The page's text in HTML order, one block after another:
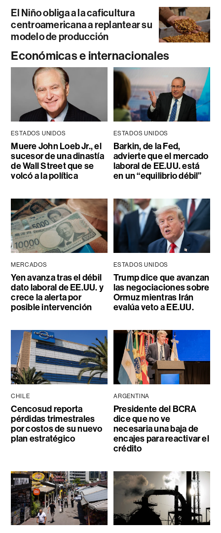
El Niño obliga a la caficultura
centroamericana a replantear su
modelo de producción
Económicas e internacionales
ESTADOS UNIDOS
Muere John Loeb Jr., el
sucesor de una dinastía
de Wall Street que se
volcó a la política
ESTADOS UNIDOS
Barkin, de la Fed,
advierte que el mercado
laboral de EE.UU. está
en un “equilibrio débil”
MERCADOS
Yen avanza tras el débil
dato laboral de EE.UU. y
crece la alerta por
posible intervención
ESTADOS UNIDOS
Trump dice que avanzan
las negociaciones sobre
Ormuz mientras Irán
evalúa veto a EE.UU.
CHILE
Cencosud reporta
pérdidas trimestrales
por costos de su nuevo
plan estratégico
ARGENTINA
Presidente del BCRA
dice que no ve
necesaria una baja de
encajes para reactivar el
crédito